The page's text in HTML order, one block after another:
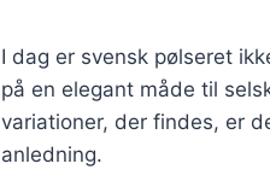
I dag er svensk pølseret
på en elegant måde til
variationer, der findes, er
anledning.